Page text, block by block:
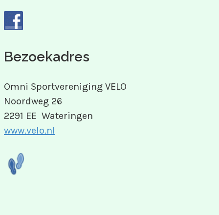
Bezoekadres
Omni Sportvereniging VELO
Noordweg 26
2291 EE Wateringen
www.velo.nl